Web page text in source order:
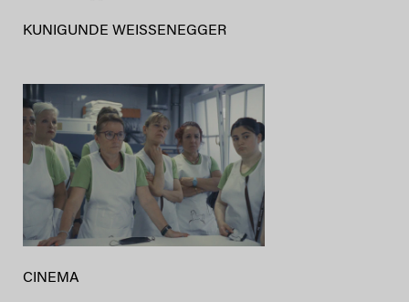
KUNIGUNDE WEISSENEGGER
CINEMA